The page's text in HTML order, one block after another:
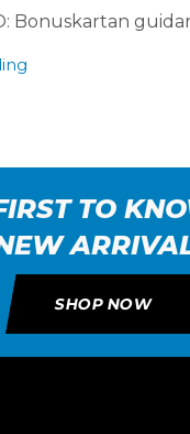
Bonuskartan
TO
SHOP NOW